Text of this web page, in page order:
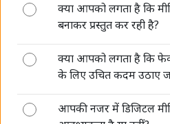
DB Corp में सुधीर अग्रवाल और पवन
क्या आपको लगता है कि
बनाकर प्रस्तुत कर रही है?
क्या आपको लगता है कि
के लिए उचित कदम उठाए
आपकी नजर में डिजिटल